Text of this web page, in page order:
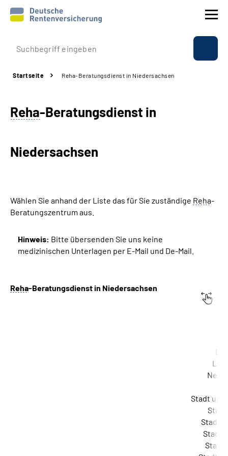
Prävention
Rente
Über uns & Presse
Suche
Startseite Reha-Beratungsdienst in Niedersachsen
Reha-Beratungsdienst in
Niedersachsen
Wählen Sie anhand der Liste das für Sie zuständige Reha-
Beratungszentrum aus.
Hinweis: Bitte übersenden Sie uns keine
medizinischen Unterlagen per E-Mail und De-Mail.
Reha-Beratungsdienst in Niedersachsen
Stadt und
Stadt
Stadt
Stadt